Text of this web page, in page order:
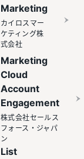
Marketing
カイロスマー
ケティング株
式会社
Marketing
Cloud
Account
Engagement
株式会社セールス
フォース・ジャパ
ン
List